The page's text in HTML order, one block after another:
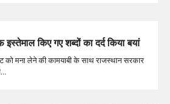
किए गए शब्दों का दर्द किया बयां
को मना लेने की कामयाबी के साथ राजस्थान सरकार